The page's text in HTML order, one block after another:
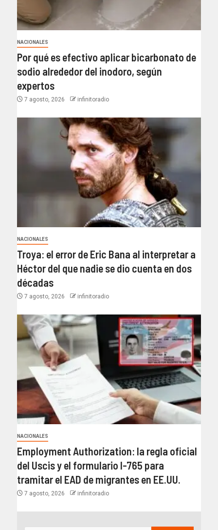
NACIONALES
Por qué es efectivo aplicar bicarbonato de
sodio alrededor del inodoro, según
expertos
7 agosto, 2026 infinitoradio
NACIONALES
Troya: el error de Eric Bana al interpretar a
Héctor del que nadie se dio cuenta en dos
décadas
7 agosto, 2026 infinitoradio
NACIONALES
Employment Authorization: la regla oficial
del Uscis y el formulario I-765 para
tramitar el EAD de migrantes en EE.UU.
7 agosto, 2026 infinitoradio